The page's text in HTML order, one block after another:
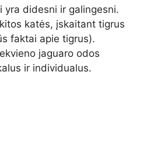
yra didesni ir galingesni.
katės, įskaitant tigrus
faktai apie tigrus).
jaguaro odos
ir individualus.